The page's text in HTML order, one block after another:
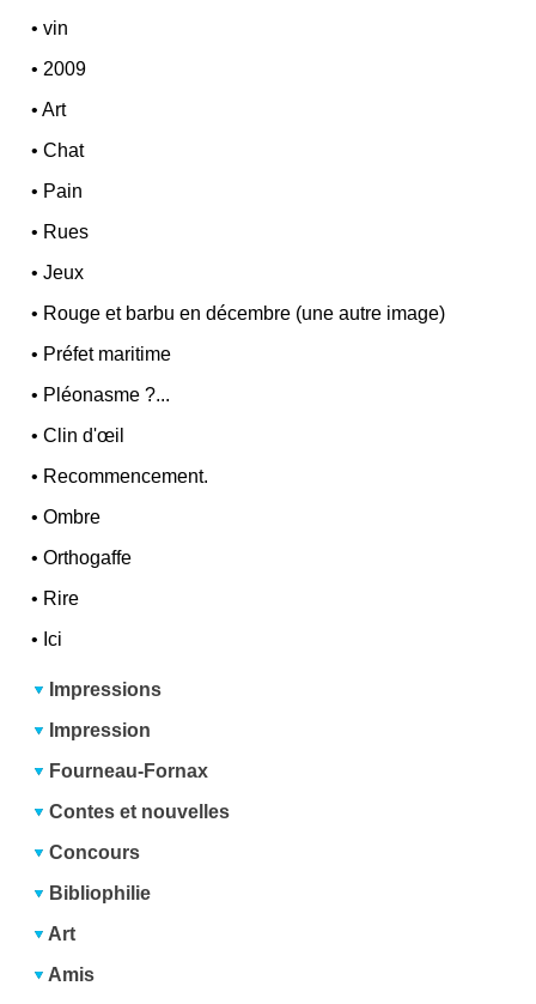
•vin
• 2009
•Art
•Chat
• Pain
• Rues
•Jeux
• Rouge et barbu en décembre (une autre image)
• Préfet maritime
• Pléonasme ?...
•Clin d'œil
• Recommencement.
•Ombre
•Orthogaffe
• Rire
• Ici
Impressions
Impression
Fourneau-Fornax
Contes et nouvelles
Concours
Bibliophilie
Art
Amis